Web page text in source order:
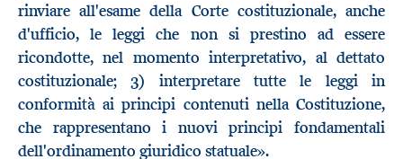
rinviare all'esame della Corte costituzionale, anche
d'ufficio, le leggi che non si prestino ad essere
ricondotte, nel momento interpretativo, al dettato
costituzionale; 3) interpretare tutte le leggi in
conformità ai principi contenuti nella Costituzione,
che rappresentano i nuovi principi fondamentali
dell'ordinamento giuridico statuale».